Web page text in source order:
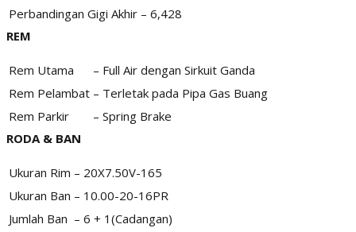
Perbandingan Gigi Akhir – 6,428
REM
Rem Utama – Full Air dengan Sirkuit Ganda
Rem Pelambat – Terletak pada Pipa Gas Buang
Rem Parkir
– Spring Brake
RODA & BAN
Ukuran Rim – 20X7.50V-165
Ukuran Ban – 10.00-20-16PR
Jumlah Ban – 6 + 1(Cadangan)